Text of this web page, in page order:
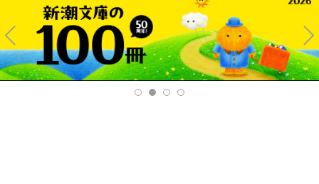
Pre
v
Ne
xt